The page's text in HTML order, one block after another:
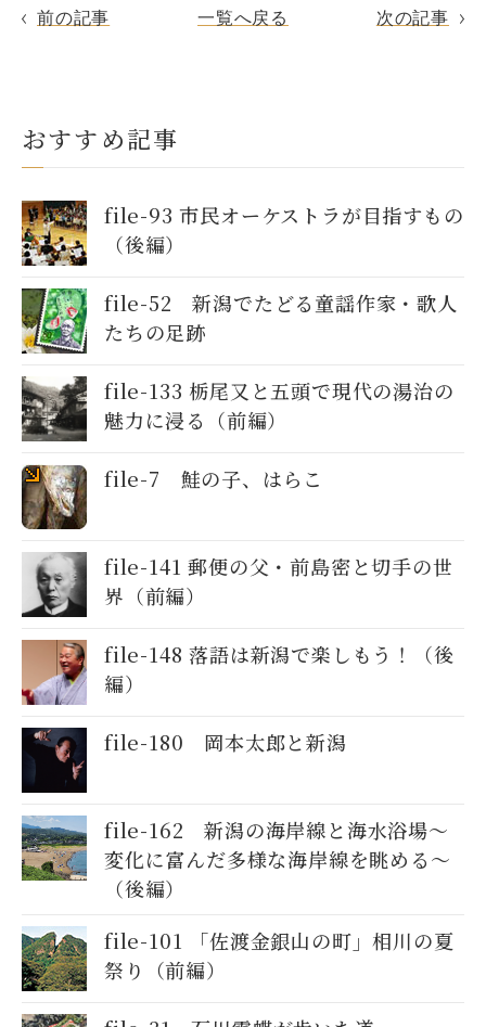
前の記事 一覧へ戻る 次の記事
おすすめ記事
file-93 市民オーケストラが目指すもの
（後編）
file-52 新潟でたどる童謡作家・歌人
たちの足跡
file-133 栃尾又と五頭で現代の湯治の
魅力に浸る（前編）
file-7 鮭の子、はらこ
file-141 郵便の父・前島密と切手の世
界（前編）
file-148 落語は新潟で楽しもう！（後
編）
file-180 岡本太郎と新潟
file-162 新潟の海岸線と海水浴場～
変化に富んだ多様な海岸線を眺める～
（後編）
file-101 「佐渡金銀山の町」相川の夏
祭り（前編）